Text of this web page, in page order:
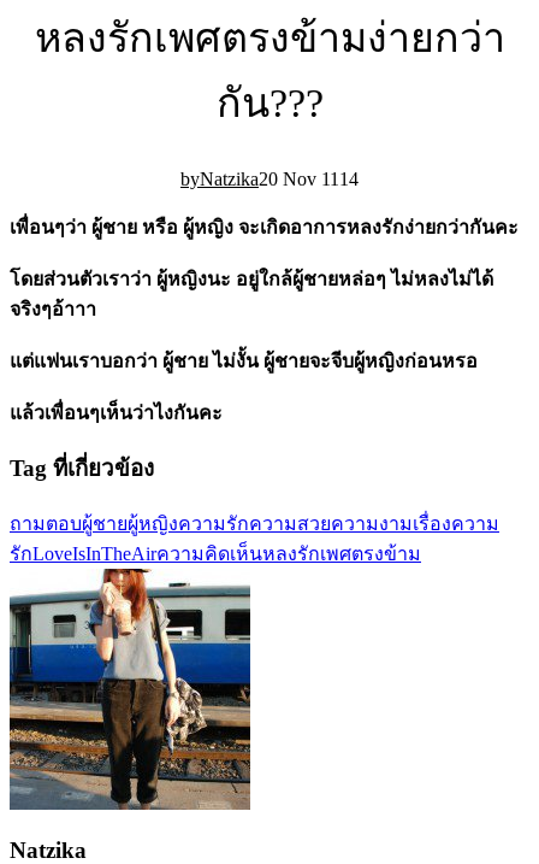
หลงรักเพศตรงข้ามง่ายกว่า
กัน???
Natzika20 Nov 1114
เพื่อนๆว่า ผู้ชาย หรือ ผู้หญิง จะเกิดอาการหลงรักง่ายกว่ากันคะ
โดยส่วนตัวเราว่า ผู้หญิงนะ อยู่ใกล้ผู้ชายหล่อๆ ไม่หลงไม่ได้
จริงๆอ้าาา
แต่แฟนเราบอกว่า ผู้ชาย ไม่งั้น ผู้ชายจะจีบผู้หญิงก่อนหรอ
แล้วเพื่อนๆเห็นว่าไงกันคะ
Tag ที่เกี่ยวข้อง
ถามตอบผู้ชายผู้หญิงความรักความสวยความงามเรื่องความ
รักLoveIsInTheAirความคิดเห็นหลงรักเพศตรงข้าม
Natzika